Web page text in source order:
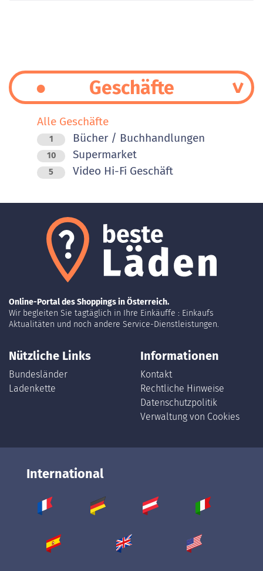
Geschäfte
Alle Geschäfte
1 Bücher / Buchhandlungen
10 Supermarket
5 Video Hi-Fi Geschäft
Online-Portal des Shoppings in Österreich.
Wir begleiten Sie tagtäglich in Ihre Einkäuffe : Einkaufs
Aktualitäten und noch andere Service-Dienstleistungen.
Nützliche Links
Bundesländer
Ladenkette
Informationen
Kontakt
Rechtliche Hinweise
Datenschutzpolitik
Verwaltung von Cookies
International